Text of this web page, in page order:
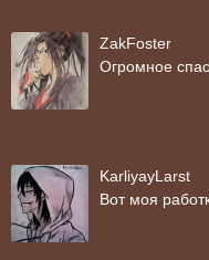
ZakFoster
Огромное
KarliyayLarst
Вот моя